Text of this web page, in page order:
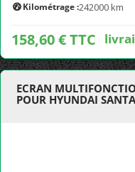
Kilométrage :242000 km
158,60 € TTC
ECRAN
POUR HYUNDAI